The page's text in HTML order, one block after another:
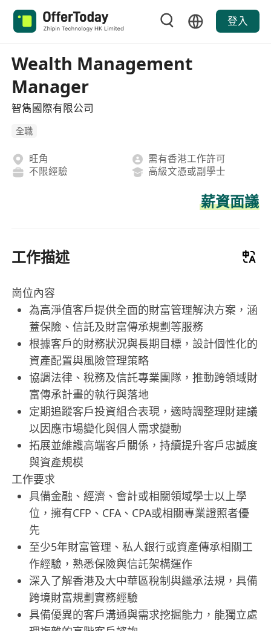
登入
Wealth Management
Manager
智雋國際有限公司
全職
旺角
需有香港工作許可
不限經驗
高級文憑或副學士
薪資面議
工作描述
崗位內容
為高淨值客戶提供全面的財富管理解決方案，涵
蓋保險、信託及財富傳承規劃等服務
根據客戶的財務狀況與長期目標，設計個性化的
資產配置與風險管理策略
協調法律、稅務及信託專業團隊，推動跨領域財
富傳承計畫的執行與落地
定期追蹤客戶投資組合表現，適時調整理財建議
以因應市場變化與個人需求變動
拓展並維護高端客戶關係，持續提升客戶忠誠度
與資產規模
工作要求
具備金融、經濟、會計或相關領域學士以上學
位，擁有CFP、CFA、CPA或相關專業證照者優
先
至少5年財富管理、私人銀行或資產傳承相關工
作經驗，熟悉保險與信託架構運作
深入了解香港及大中華區稅制與繼承法規，具備
跨境財富規劃實務經驗
具備優異的客戶溝通與需求挖掘能力，能獨立處
理複雜的高階客戶諮詢